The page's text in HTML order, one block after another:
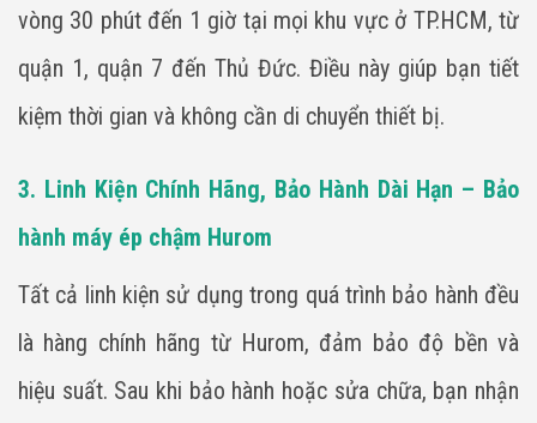
vòng 30 phút đến 1 giờ tại mọi khu vực ở TP.HCM, từ
quận 1, quận 7 đến Thủ Đức. Điều này giúp bạn tiết
kiệm thời gian và không cần di chuyển thiết bị.
3. Linh Kiện Chính Hãng, Bảo Hành Dài Hạn – Bảo
hành máy ép chậm Hurom
Tất cả linh kiện sử dụng trong quá trình bảo hành đều
là hàng chính hãng từ Hurom, đảm bảo độ bền và
hiệu suất. Sau khi bảo hành hoặc sửa chữa, bạn nhận